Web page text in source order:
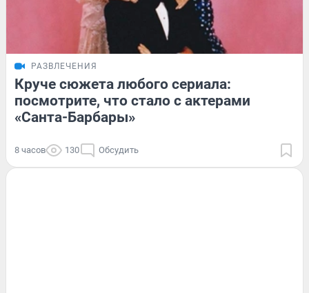
РАЗВЛЕЧЕНИЯ
Круче сюжета любого сериала:
посмотрите, что стало с актерами
«Санта-Барбары»
8 часов 130 Обсудить